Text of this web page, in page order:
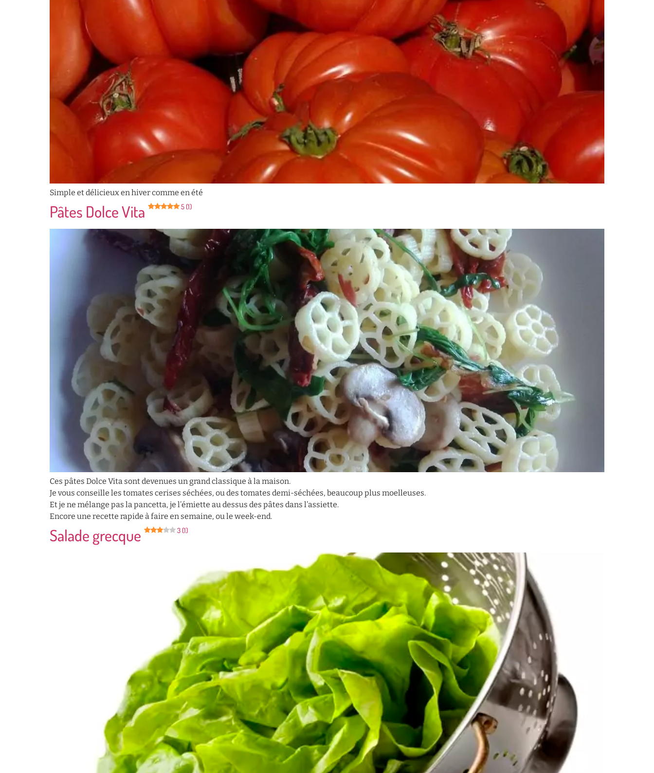
Simple et délicieux en hiver comme en été
Pâtes Dolce Vita 5 (1)
Ces pâtes Dolce Vita sont devenues un grand classique à la maison.
Je vous conseille les tomates cerises séchées, ou des tomates demi-séchées, beaucoup plus moelleuses.
Et je ne mélange pas la pancetta, je l’émiette au dessus des pâtes dans l’assiette.
Encore une recette rapide à faire en semaine, ou le week-end.
Salade grecque 3 (1)